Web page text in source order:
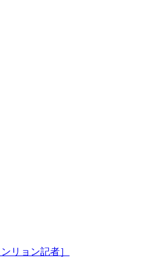
リョン記者］